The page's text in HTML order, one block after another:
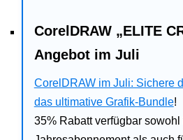
CorelDRAW „ELITE
Angebot im Juli
CorelDRAW im Juli: Sichere
das ultimative Grafik-Bundle!
35% Rabatt verfügbar